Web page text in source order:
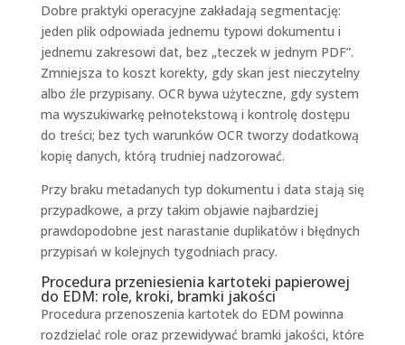
Dobre praktyki operacyjne zakładają segmentację:
jeden plik odpowiada jednemu typowi dokumentu i
jednemu zakresowi dat, bez „teczek w jednym PDF”.
Zmniejsza to koszt korekty, gdy skan jest nieczytelny
albo źle przypisany. OCR bywa użyteczne, gdy system
ma wyszukiwarkę pełnotekstową i kontrolę dostępu
do treści; bez tych warunków OCR tworzy dodatkową
kopię danych, którą trudniej nadzorować.
Przy braku metadanych typ dokumentu i data stają się
przypadkowe, a przy takim objawie najbardziej
prawdopodobne jest narastanie duplikatów i błędnych
przypisań w kolejnych tygodniach pracy.
Procedura przeniesienia kartoteki papierowej
do EDM: role, kroki, bramki jakości
Procedura przenoszenia kartotek do EDM powinna
rozdzielać role oraz przewidywać bramki jakości, które